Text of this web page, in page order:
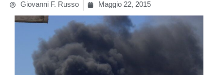
Giovanni F. Russo Maggio 22, 2015